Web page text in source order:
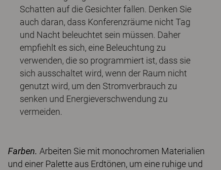
Schatten auf die Gesichter fallen. Denken Sie
auch daran, dass Konferenzräume nicht Tag
und Nacht beleuchtet sein müssen. Daher
empfiehlt es sich, eine Beleuchtung zu
verwenden, die so programmiert ist, dass sie
sich ausschaltet wird, wenn der Raum nicht
genutzt wird, um den Stromverbrauch zu
senken und Energieverschwendung zu
vermeiden.
Farben. Arbeiten Sie mit monochromen Materialien
und einer Palette aus Erdtönen, um eine ruhige und